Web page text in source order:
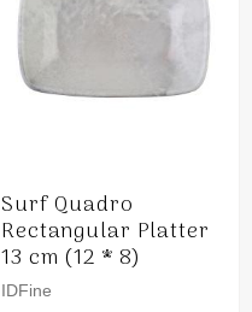
Surf Quadro
Rectangular Platter
13 cm (12 * 8)
IDFine